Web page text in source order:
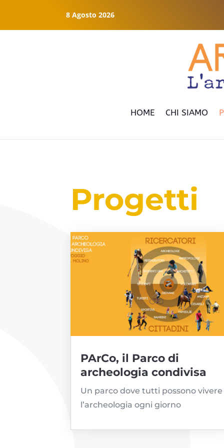
8 Agosto 2026
HOME CHI SIAMO
Progetti
PArCo, il Parco di
archeologia condivisa
Un parco dove tutti possono vivere
l’archeologia ogni giorno